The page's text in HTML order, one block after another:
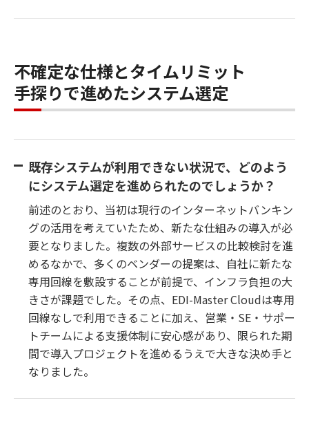
不確定な仕様とタイムリミット
手探りで進めたシステム選定
既存システムが利用できない状況で、どのよう
にシステム選定を進められたのでしょうか？
前述のとおり、当初は現行のインターネットバンキン
グの活用を考えていたため、新たな仕組みの導入が必
要となりました。複数の外部サービスの比較検討を進
めるなかで、多くのベンダーの提案は、自社に新たな
専用回線を敷設することが前提で、インフラ負担の大
きさが課題でした。その点、EDI-Master Cloudは専用
回線なしで利用できることに加え、営業・SE・サポー
トチームによる支援体制に安心感があり、限られた期
間で導入プロジェクトを進めるうえで大きな決め手と
なりました。